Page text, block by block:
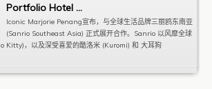
Portfolio Hotel ...
Iconic Marjorie Penang宣布，与全球生活品牌三丽鸥东南亚
(Sanrio Southeast Asia) 正式展开合作。Sanrio 以风靡全球
Kitty)，以及深受喜爱的酷洛米 (Kuromi) 和 大耳狗